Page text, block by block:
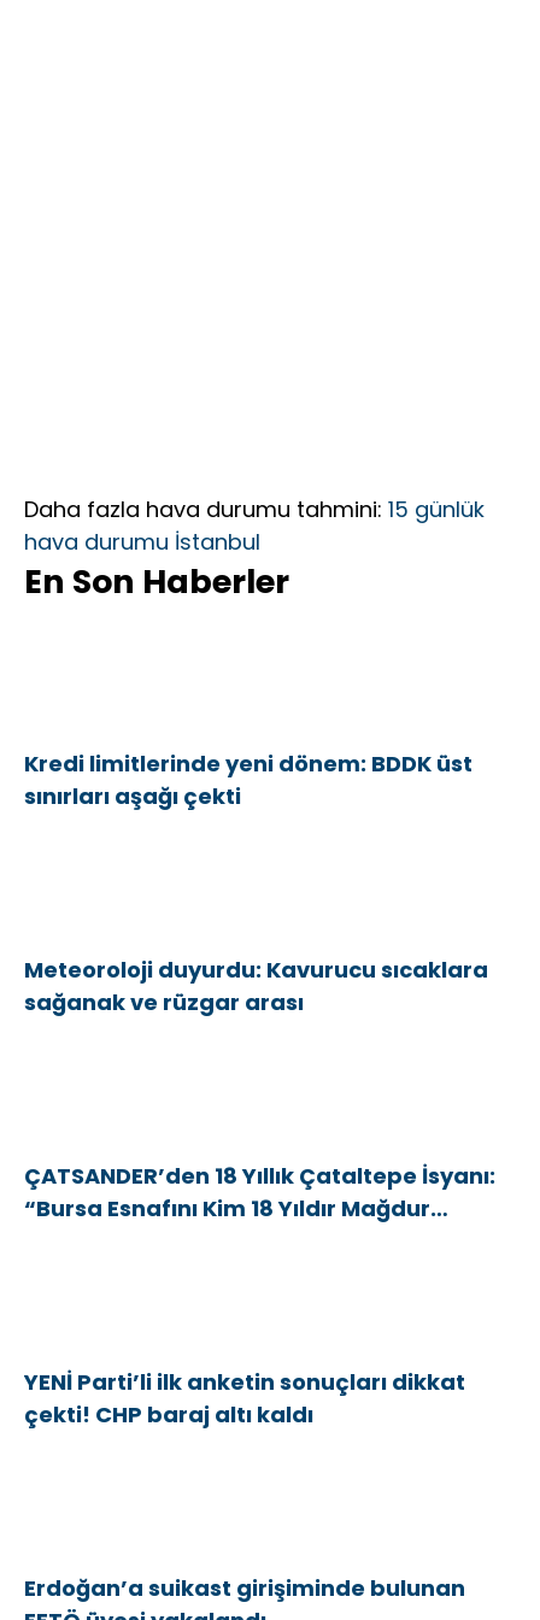
Daha fazla hava durumu tahmini: 15 günlük
hava durumu İstanbul
En Son Haberler
Kredi limitlerinde yeni dönem: BDDK üst
sınırları aşağı çekti
Meteoroloji duyurdu: Kavurucu sıcaklara
sağanak ve rüzgar arası
ÇATSANDER’den 18 Yıllık Çataltepe İsyanı:
“Bursa Esnafını Kim 18 Yıldır Mağdur
YENİ Parti’li ilk anketin sonuçları dikkat
çekti! CHP baraj altı kaldı
Erdoğan’a suikast girişiminde bulunan